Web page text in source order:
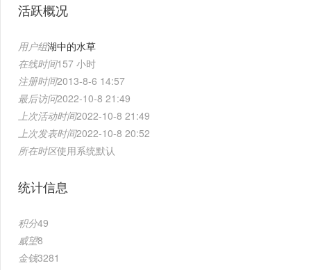
活跃概况
用户组湖中的水草
在线时间157 小时
注册时间2013-8-6 14:57
最后访问2022-10-8 21:49
上次活动时间2022-10-8 21:49
上次发表时间2022-10-8 20:52
所在时区使用系统默认
统计信息
积分49
威望8
金钱3281